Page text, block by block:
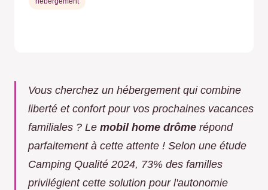
Vous cherchez un hébergement qui combine
liberté et confort pour vos prochaines vacances
familiales ? Le mobil home drôme répond
parfaitement à cette attente ! Selon une étude
Camping Qualité 2024, 73% des familles
privilégient cette solution pour l'autonomie